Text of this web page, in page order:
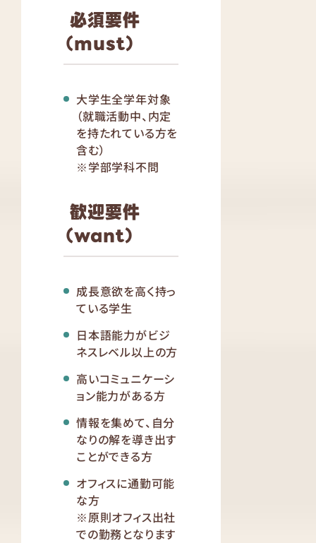
必須要件
（must）
大学生全学年対象
（就職活動中、内定
を持たれている方を
含む）
※学部学科不問
歓迎要件
（want）
成長意欲を高く持っ
ている学生
日本語能力がビジ
ネスレベル以上の方
高いコミュニケーシ
ョン能力がある方
情報を集めて、自分
なりの解を導き出す
ことができる方
オフィスに通勤可能
な方
※原則オフィス出社
での勤務となります